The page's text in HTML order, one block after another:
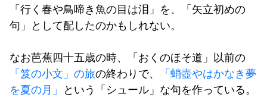
「行く春や鳥啼き魚の目は泪」を、「矢立初めの
句」として配したのかもしれない。
なお芭蕉四十五歳の時、「おくのほそ道」以前の
「笈の小文」の旅の終わりで、
「蛸壺やはかなき夢
を夏の月」
という「シュール」な句を作っている。